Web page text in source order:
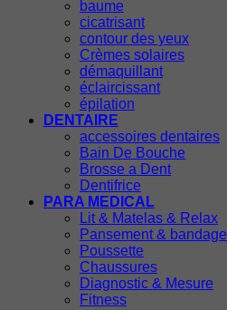
baume
cicatrisant
contour des yeux
Crèmes solaires
démaquillant
éclaircissant
épilation
DENTAIRE
accessoires dentaires
Bain De Bouche
Brosse a Dent
Dentifrice
PARA MEDICAL
Lit & Matelas & Relax
Pansement & bandage
Poussette
Chaussures
Diagnostic & Mesure
Fitness